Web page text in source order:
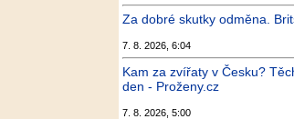
Za dobré skutky odměna.
7. 8. 2026, 6:04
Kam za zvířaty v Česku?
den - Proženy.cz
7. 8. 2026, 5:00